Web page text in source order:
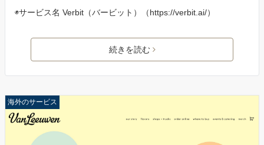
◉サービス名 Verbit（バービット）（https://verbit.ai/）
続きを読む
海外のサービス